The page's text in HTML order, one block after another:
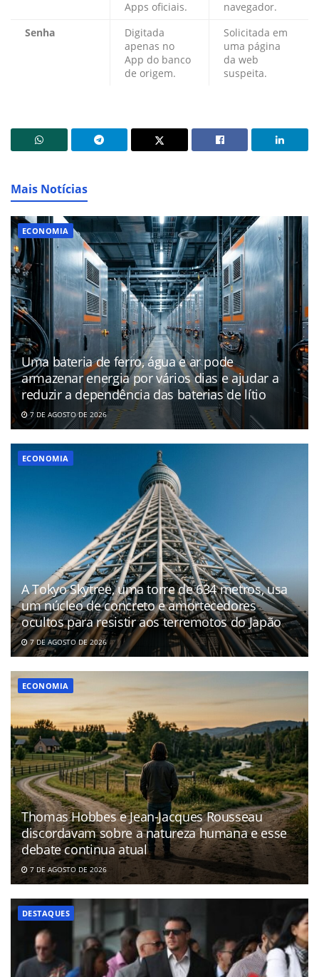
Apps oficiais.
navegador.
Senha
Digitada
apenas no
App do banco
de origem.
Solicitada em
uma página
da web
suspeita.
Mais Notícias
ECONOMIA
Uma bateria de ferro, água e ar pode
armazenar energia por vários dias e ajudar a
reduzir a dependência das baterias de lítio
7 DE AGOSTO DE 2026
ECONOMIA
A Tokyo Skytree, uma torre de 634 metros, usa
um núcleo de concreto e amortecedores
ocultos para resistir aos terremotos do Japão
7 DE AGOSTO DE 2026
ECONOMIA
Thomas Hobbes e Jean-Jacques Rousseau
discordavam sobre a natureza humana e esse
debate continua atual
7 DE AGOSTO DE 2026
DESTAQUES